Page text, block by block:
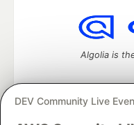
DEV Community Live
Algolia is